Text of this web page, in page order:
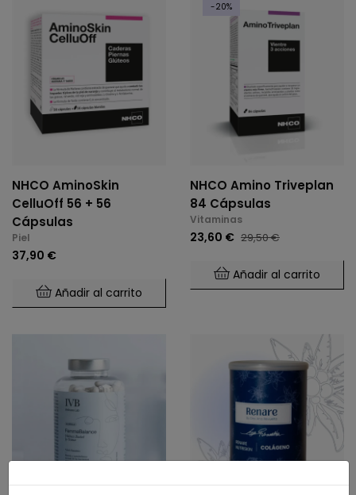
NHCO AminoSkin
CelluOff 56 + 56
Cápsulas
Piel
37,90 €
Añadir al carrito
-20%
NHCO Amino Triveplan
84 Cápsulas
Vitaminas
23,60 € 29,50 €
Añadir al carrito